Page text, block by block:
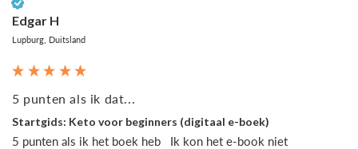
Edgar H
Lupburg, Duitsland
5 punten als ik dat...
Startgids: Keto voor beginners (digitaal e-boek)
5 punten als ik het boek heb   Ik kon het e-book niet